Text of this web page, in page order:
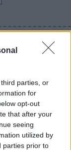
parties, or
for
opt-out
that after your
seeing
utilized by
parties prior to